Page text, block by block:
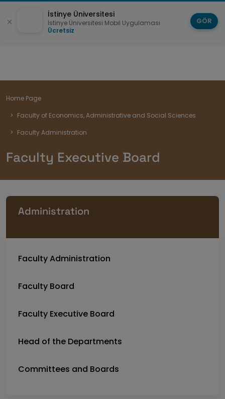
Breadcrumb
Home Page
Faculty of Economics, Administrative and Social Sciences
Faculty Administration
Faculty Executive Board
Administration
Faculty Administration
Faculty Board
Faculty Executive Board
Head of the Departments
Committees and Boards
İstinye Üniversitesi
İstinye Üniversitesi Mobil Uygulaması
Ücretsiz
GÖR